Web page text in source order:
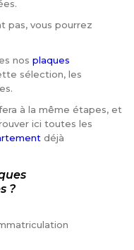
pas, vous pourrez
nos plaques
sélection, les
à la même étapes, et
ici toutes les
déjà
?